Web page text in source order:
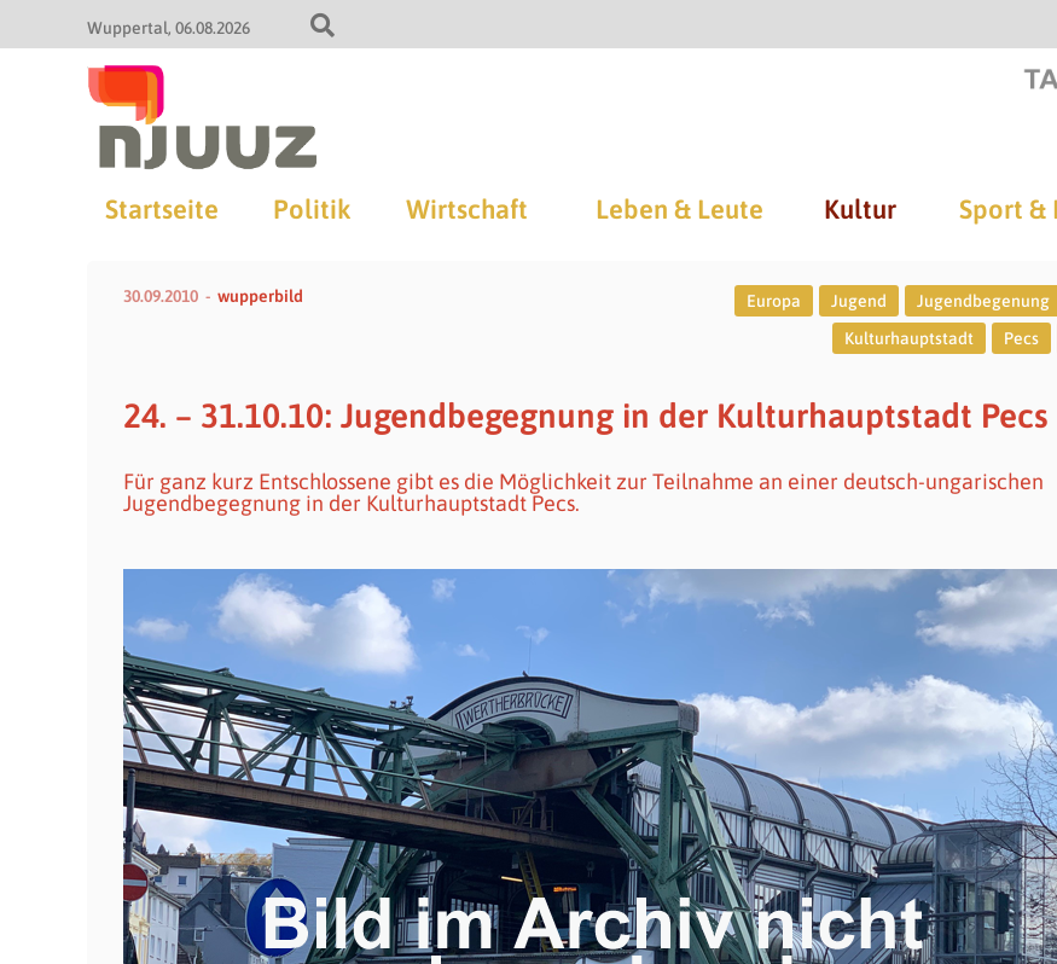
Wuppertal 06.08.2026
Startseite Politik Wirtschaft Leben & Leute Kultur Sport &
30.09.2010 wupperbild Europa Jugend Jugendbegenung
Kulturhauptstadt
Pecs
24. – 31.10.10: Jugendbegegnung in der Kulturhauptstadt Pecs
Für ganz kurz Entschlossene gibt es die Möglichkeit zur Teilnahme an einer deutsch-ungarischen
Jugendbegegnung in der Kulturhauptstadt Pecs.